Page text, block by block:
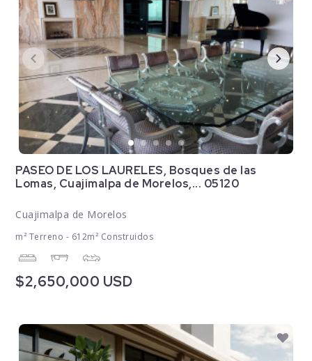
PASEO DE LOS LAURELES, Bosques de las
Lomas, Cuajimalpa de Morelos,... 05120
Cuajimalpa de Morelos
m² Terreno - 612m² Construidos
$2,650,000 USD